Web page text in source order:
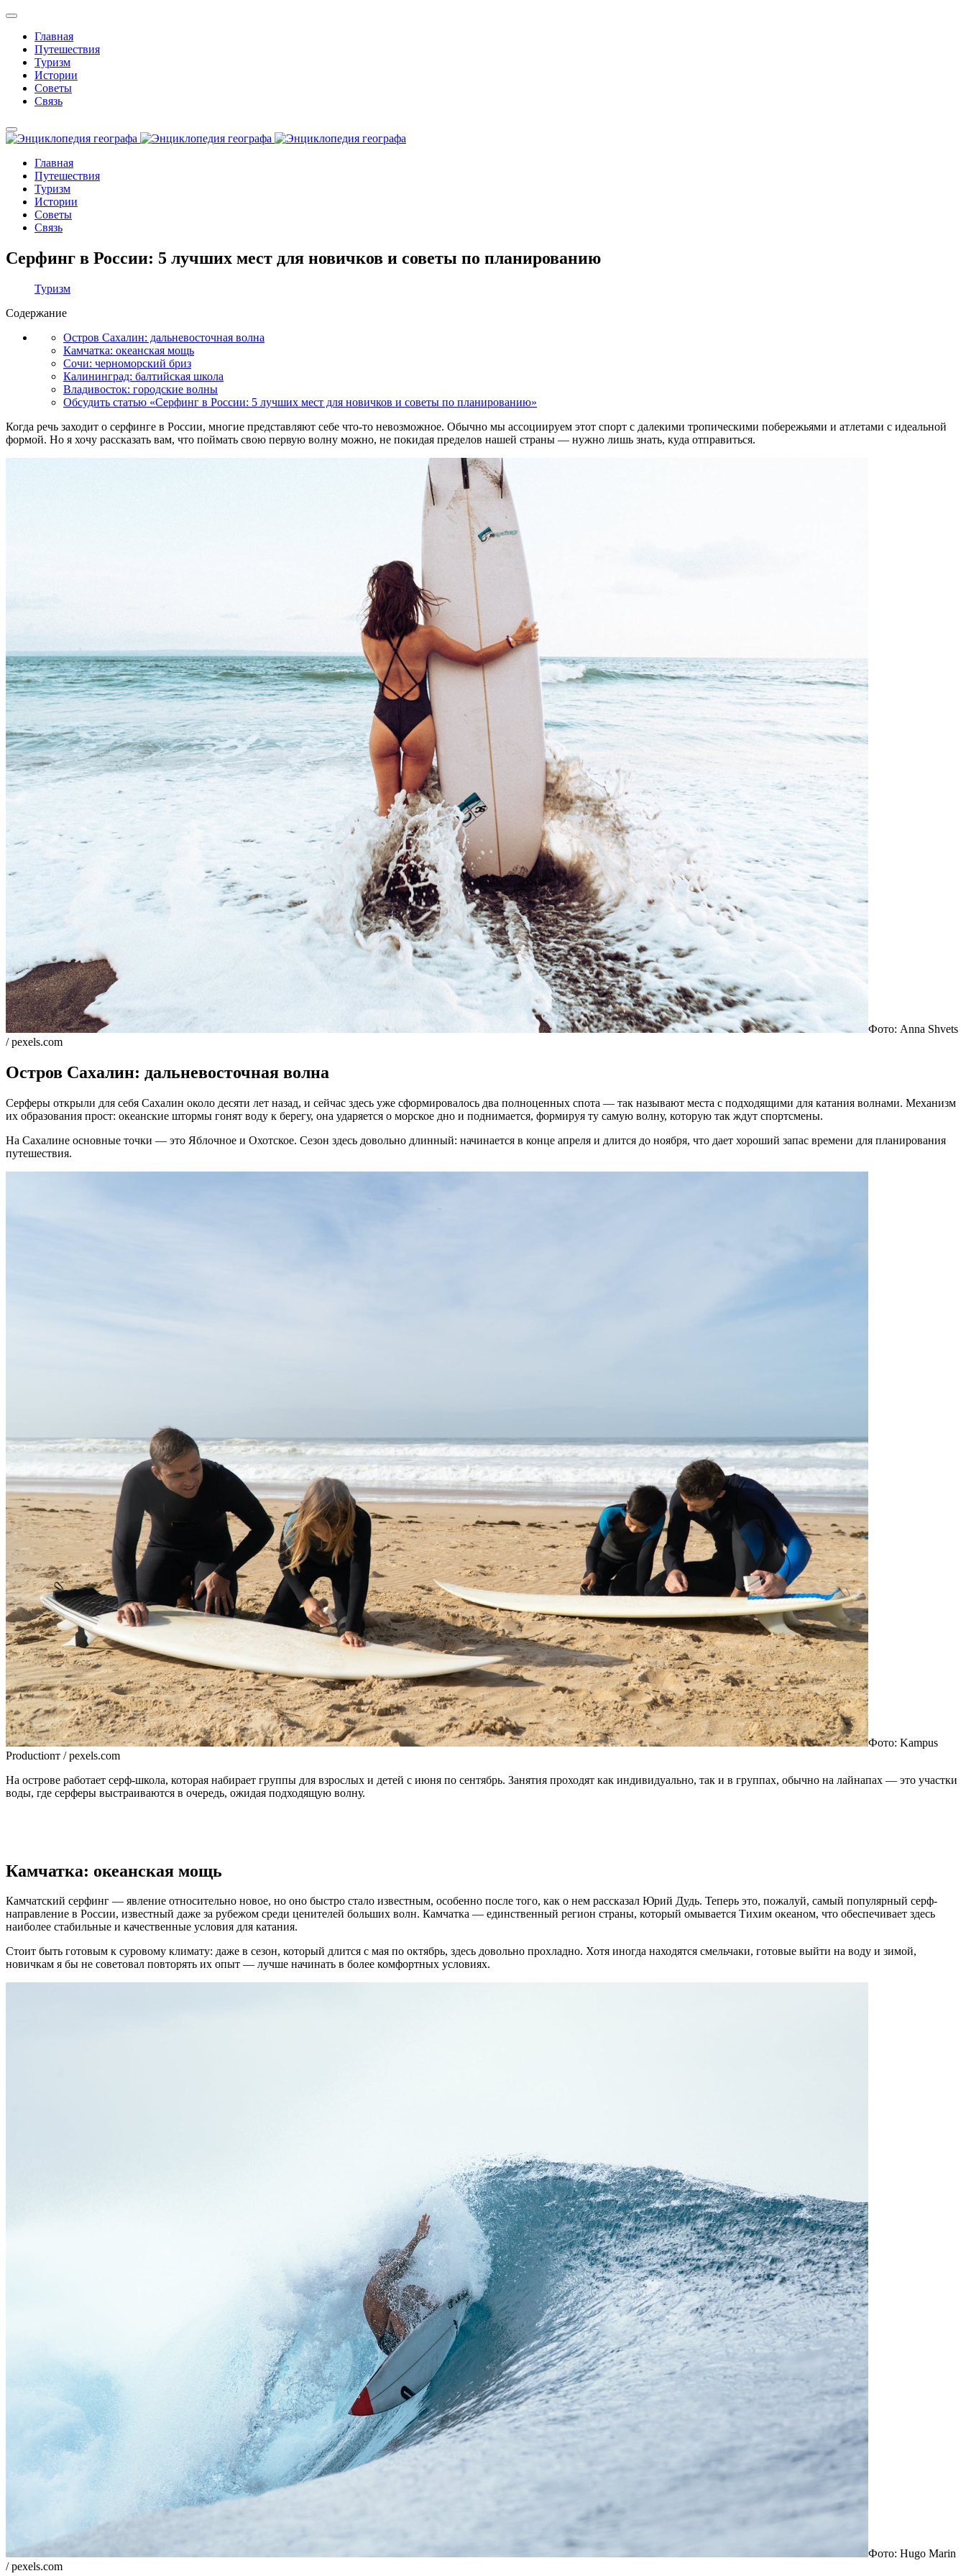
Главная
Путешествия
Туризм
Истории
Советы
Связь
Главная
Путешествия
Туризм
Истории
Советы
Связь
Серфинг в России: 5 лучших мест для новичков и советы по планированию
Туризм
Содержание
Остров Сахалин: дальневосточная волна
Камчатка: океанская мощь
Сочи: черноморский бриз
Калининград: балтийская школа
Владивосток: городские волны
Обсудить статью «Серфинг в России: 5 лучших мест для новичков и советы по планированию»
Когда речь заходит о серфинге в России, многие представляют себе что-то невозможное. Обычно мы ассоциируем этот спорт с далекими тропическими побережьями и атлетами с идеальной
формой. Но я хочу рассказать вам, что поймать свою первую волну можно, не покидая пределов нашей страны — нужно лишь знать, куда отправиться.
Фото: Anna Shvets
/ pexels.com
Остров Сахалин: дальневосточная волна
Серферы открыли для себя Сахалин около десяти лет назад, и сейчас здесь уже сформировалось два полноценных спота — так называют места с подходящими для катания волнами. Механизм
их образования прост: океанские штормы гонят воду к берегу, она ударяется о морское дно и поднимается, формируя ту самую волну, которую так ждут спортсмены.
На Сахалине основные точки — это Яблочное и Охотское. Сезон здесь довольно длинный: начинается в конце апреля и длится до ноября, что дает хороший запас времени для планирования
путешествия.
Фото: Kampus
Productionт / pexels.com
На острове работает серф-школа, которая набирает группы для взрослых и детей с июня по сентябрь. Занятия проходят как индивидуально, так и в группах, обычно на лайнапах — это участки
воды, где серферы выстраиваются в очередь, ожидая подходящую волну.
Камчатка: океанская мощь
Камчатский серфинг — явление относительно новое, но оно быстро стало известным, особенно после того, как о нем рассказал Юрий Дудь. Теперь это, пожалуй, самый популярный серф-
направление в России, известный даже за рубежом среди ценителей больших волн. Камчатка — единственный регион страны, который омывается Тихим океаном, что обеспечивает здесь
наиболее стабильные и качественные условия для катания.
Стоит быть готовым к суровому климату: даже в сезон, который длится с мая по октябрь, здесь довольно прохладно. Хотя иногда находятся смельчаки, готовые выйти на воду и зимой,
новичкам я бы не советовал повторять их опыт — лучше начинать в более комфортных условиях.
Фото: Hugo Marin
/ pexels.com